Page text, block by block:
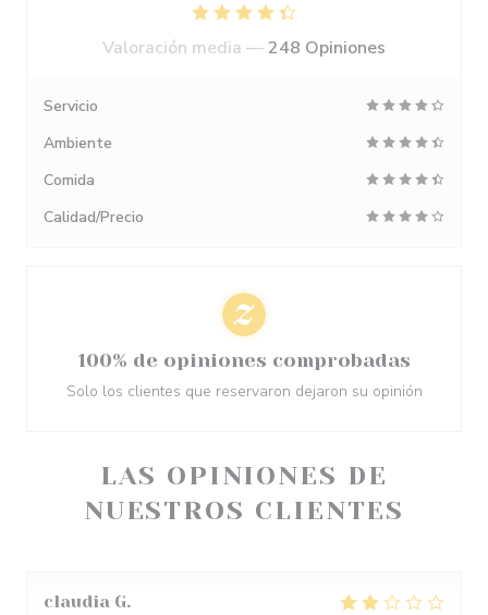
LAS OPINIONES DE
NUESTROS CLIENTES
claudia G
Valoración media —248 Opiniones
Servicio
Ambiente
Comida
Calidad/Precio
100% de opiniones comprobadas
Solo los clientes que reservaron dejaron su opinión